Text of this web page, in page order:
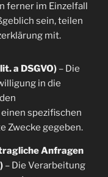
ferner im Einzelfall
sein, teilen
mit.
a DSGVO)– Die
in die
spezifischen
Zwecke gegeben.
Anfragen
– Die Verarbeitung